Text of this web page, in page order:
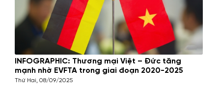
INFOGRAPHIC: Thương mại Việt – Đức tăng
mạnh nhờ EVFTA trong giai đoạn 2020-2025
Thứ Hai, 08/09/2025